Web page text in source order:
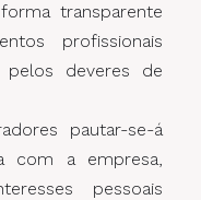
transparente
profissionais
pelos deveres de
pautar-se-á
com a empresa,
pessoais